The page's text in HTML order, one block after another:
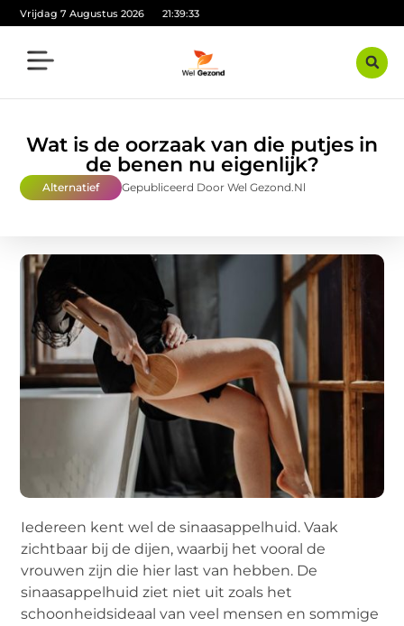
Vrijdag 7 Augustus 2026 21:39:35
Wat is de oorzaak van die putjes in
de benen nu eigenlijk?
Alternatief Gepubliceerd Door Wel Gezond.nl
Iedereen kent wel de sinaasappelhuid. Vaak
zichtbaar bij de dijen, waarbij het vooral de
vrouwen zijn die hier last van hebben. De
sinaasappelhuid ziet niet uit zoals het
schoonheidsideaal van veel mensen en sommige